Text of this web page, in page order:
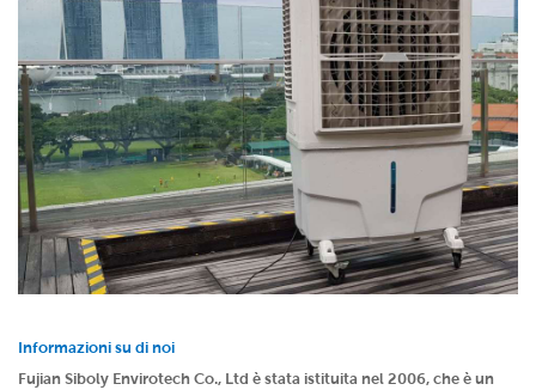
Informazioni su di noi
Fujian Siboly Envirotech Co., Ltd è stata istituita nel 2006, che è un